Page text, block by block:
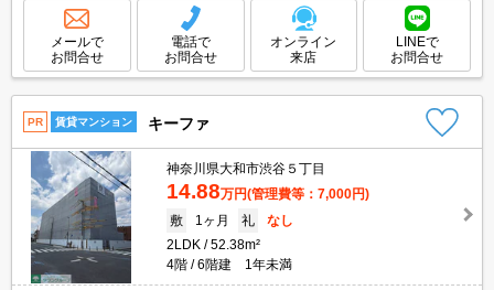
式。駐車場礼金1ヵ月分。駐車場保証金1ヵ月分。
メールで
お問合せ
電話で
お問合せ
オンライン
来店
LINEで
お問合せ
PR 賃貸マンション キーファ
神奈川県大和市渋谷５丁目
14.88万円(管理費等：7,000円)
敷
1ヶ月 礼
なし
2LDK
52.38m²
4階
6階建 1年未満